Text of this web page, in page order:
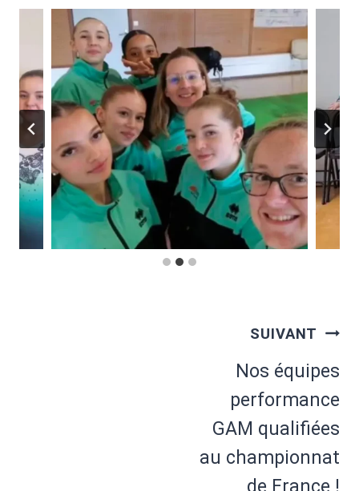
SUIVANT
Nos équipes
performance
GAM qualifiées
au championnat
de France !